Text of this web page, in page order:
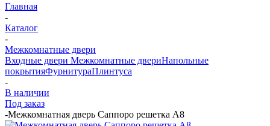
Главная
-
Каталог
-
Межкомнатные двери
Входные двери Межкомнатные двериНапольные
покрытияФурнитураПлинтуса
-
В наличии
Под заказ
-Межкомнатная дверь Саппоро решетка А8